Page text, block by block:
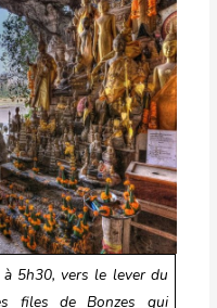
5h30, vers le lever du
files de Bonzes qui